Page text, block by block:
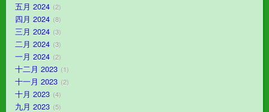
五月 2024 2
四月 2024 8
三月 2024 3
二月 2024 3
一月 2024 2
十二月 2023 1
十一月 2023 2
十月 2023 4
九月 2023 5